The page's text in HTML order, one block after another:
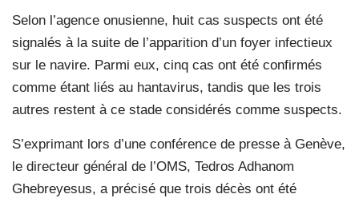
Selon l’agence onusienne, huit cas suspects ont été
signalés à la suite de l’apparition d’un foyer infectieux
sur le navire. Parmi eux, cinq cas ont été confirmés
comme étant liés au hantavirus, tandis que les trois
autres restent à ce stade considérés comme suspects.
S’exprimant lors d’une conférence de presse à Genève,
le directeur général de l’OMS, Tedros Adhanom
Ghebreyesus, a précisé que trois décès ont été